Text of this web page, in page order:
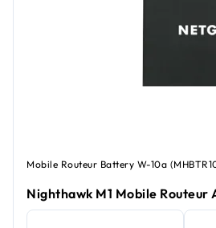
Mobile Routeur Battery W-10a
Nighthawk M1 Mobile